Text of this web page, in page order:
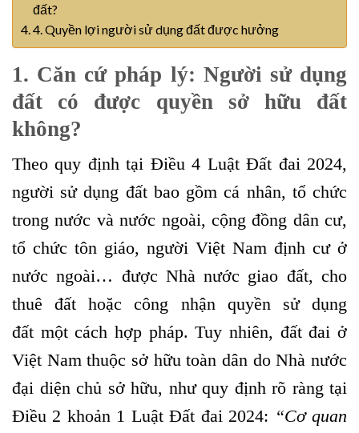
đất?
4. Quyền lợi người sử dụng đất được hưởng
1. Căn cứ pháp lý: Người sử dụng
đất có được quyền sở hữu đất
không?
Theo quy định tại Điều 4 Luật Đất đai 2024,
người sử dụng đất bao gồm cá nhân, tổ chức
trong nước và nước ngoài, cộng đồng dân cư,
tổ chức tôn giáo, người Việt Nam định cư ở
nước ngoài… được Nhà nước giao đất, cho
thuê đất hoặc công nhận quyền sử dụng
đất một cách hợp pháp. Tuy nhiên, đất đai ở
Việt Nam thuộc sở hữu toàn dân do Nhà nước
đại diện chủ sở hữu, như quy định rõ ràng tại
Điều 2 khoản 1 Luật Đất đai 2024: “Cơ quan